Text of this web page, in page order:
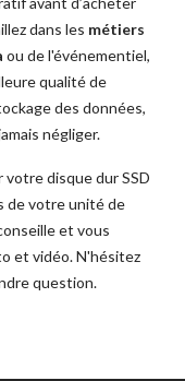
dans les métiers
ou de l'événementiel,
qualité de
des données,
négliger.
disque dur SSD
de votre unité de
et vous
et vidéo. N'hésitez
question.